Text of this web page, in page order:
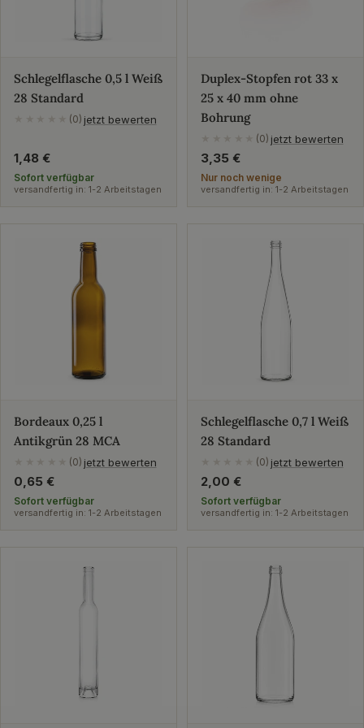
Schlegelflasche 0,5 l Weiß
28 Standard
(0) jetzt bewerten
Regulärer
Preis
1,48 €
Sofort verfügbar
versandfertig in: 1-2 Arbeitstagen
Duplex-Stopfen rot 33 x
25 x 40 mm ohne
Bohrung
(0) jetzt bewerten
Regulärer
Preis
3,35 €
Nur noch wenige
versandfertig in: 1-2 Arbeitstagen
Bordeaux 0,25 l
Antikgrün 28 MCA
(0) jetzt bewerten
Regulärer
Preis
0,65 €
Sofort verfügbar
versandfertig in: 1-2 Arbeitstagen
Schlegelflasche 0,7 l Weiß
28 Standard
(0) jetzt bewerten
Regulärer
Preis
2,00 €
Sofort verfügbar
versandfertig in: 1-2 Arbeitstagen